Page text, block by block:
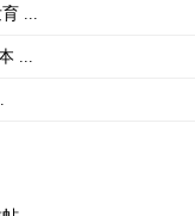
...
...